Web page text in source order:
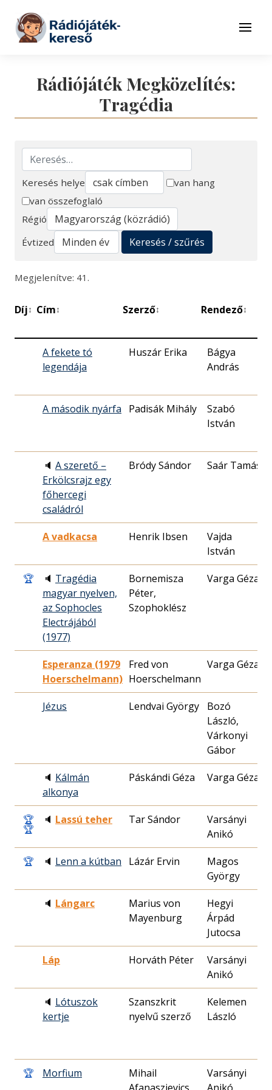
Tovább a tartalomhoz
Menü
Rádiójáték Megközelítés:
Tragédia
Keresés
Keresés helye
van hang
van összefoglaló
Régió
Évtized
Keresés / szűrés
Megjelenítve: 41.
Díj↕ Cím↕ Szerző↕ Rendező↕
A fekete tó
legendája
Huszár Erika
Bágya
András
A második nyárfa Padisák Mihály
Szabó
István
🔈 A szerető –
Erkölcsrajz egy
főhercegi
családról
Bródy Sándor Saár Tamás
A vadkacsa Henrik Ibsen
Vajda
István
🏆 🔈 Tragédia
magyar nyelven,
az Sophocles
Electrájából
(1977)
Bornemisza
Péter,
Szophoklész
Varga Géza
Esperanza (1979
Hoerschelmann)
Fred von
Hoerschelmann
Varga Géza
Jézus Lendvai György
Bozó
László,
Várkonyi
Gábor
🔈 Kálmán
alkonya
Páskándi Géza Varga Géza
🏆
🏆
🔈 Lassú teher Tar Sándor
Varsányi
Anikó
🏆 🔈 Lenn a kútban Lázár Ervin
Magos
György
🔈 Lángarc
Marius von
Mayenburg
Hegyi
Árpád
Jutocsa
Láp Horváth Péter
Varsányi
Anikó
🔈 Lótuszok
kertje
Szanszkrit
nyelvű szerző
Kelemen
László
🏆 Morfium
Mihail
Varsányi